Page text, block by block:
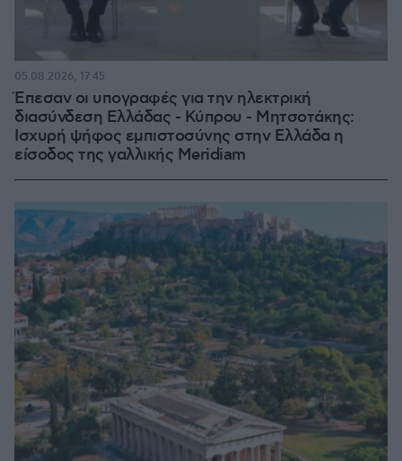
Έπεσαν οι υπογραφές για την ηλεκτρική
διασύνδεση Ελλάδας - Κύπρου - Μητσοτάκης:
Ισχυρή ψήφος εμπιστοσύνης στην Ελλάδα η
είσοδος της γαλλικής Meridiam
05.08.2026, 17:45